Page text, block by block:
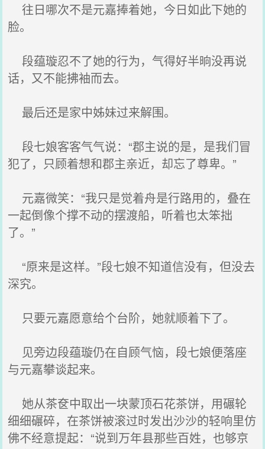
往日哪次不是元嘉捧着她，今日如此下她的
脸。
段蕴璇忍不了她的行为，气得好半晌没再说
话，又不能拂袖而去。
最后还是家中姊妹过来解围。
段七娘客客气气说：“郡主说的是，是我们冒
犯了，只顾着想和郡主亲近，却忘了尊卑。”
元嘉微笑：“我只是觉着舟是行路用的，叠在
一起倒像个撑不动的摆渡船，听着也太笨拙
了。”
“原来是这样。”段七娘不知道信没有，但没去
深究。
只要元嘉愿意给个台阶，她就顺着下了。
见旁边段蕴璇仍在自顾气恼，段七娘便落座
与元嘉攀谈起来。
她从茶奁中取出一块蒙顶石花茶饼，用碾轮
细细碾碎，在茶饼被滚过时发出沙沙的轻响里仿
佛不经意提起：“说到万年县那些百姓，也够京